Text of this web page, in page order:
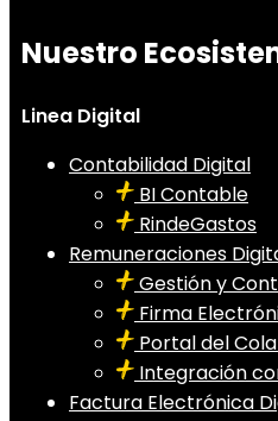
Nuestro
Linea Digital
Contabilidad Digital
BI Contable
RindeGastos
Remuneraciones
Gestión y
Firma
Portal del
Integración
Factura Electrónica